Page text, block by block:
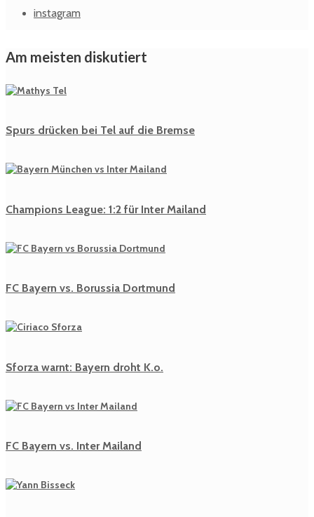
instagram
Am meisten diskutiert
Spurs drücken bei Tel auf die Bremse
Champions League: 1:2 für Inter Mailand
FC Bayern vs. Borussia Dortmund
Sforza warnt: Bayern droht K.o.
FC Bayern vs. Inter Mailand